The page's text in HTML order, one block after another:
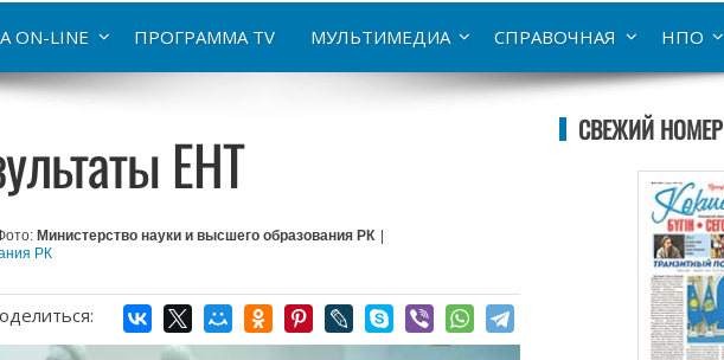
ON-LINE ПРОГРАММА TV МУЛЬТИМЕДИА СПРАВОЧНАЯ НПО
ЕНТ
Министерство науки и высшего образования РК |
РК
СВЕЖИЙ НОМЕР